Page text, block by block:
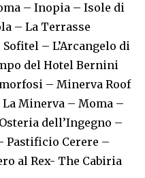
– Inopia – Isole di
– La Terrasse
– L’Arcangelo di
del Hotel Bernini
– Minerva Roof
La Minerva – Moma –
dell’Ingegno –
Pastificio Cerere –
al Rex- The Cabiria